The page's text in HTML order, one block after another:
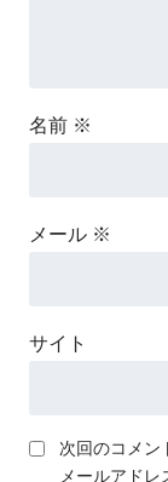
名前 ※
メール ※
サイト
次回のコメン
メールアドレ